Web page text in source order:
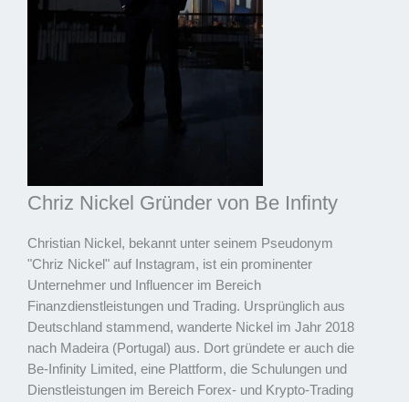
Chriz Nickel Gründer von Be Infinty
Christian Nickel, bekannt unter seinem Pseudonym
"Chriz Nickel" auf Instagram, ist ein prominenter
Unternehmer und Influencer im Bereich
Finanzdienstleistungen und Trading. Ursprünglich aus
Deutschland stammend, wanderte Nickel im Jahr 2018
nach Madeira (Portugal) aus. Dort gründete er auch die
Be-Infinity Limited, eine Plattform, die Schulungen und
Dienstleistungen im Bereich Forex- und Krypto-Trading